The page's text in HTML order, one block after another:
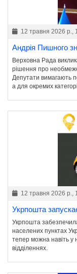
12 травня 2026 р.,
Андрія Пишного
Верховна Рада
рішення про
Депутати вимагають
а для окремих
12 травня 2026 р.,
Укрпошта
Укрпошта
населених пунктах
тепер можна навіть у
відділеннях.